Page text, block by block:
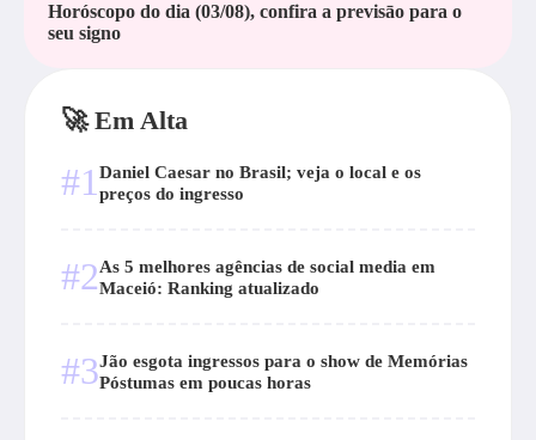
Horóscopo do dia (03/08), confira a previsāo para o
seu signo
🚀 Em Alta
#1 Daniel Caesar no Brasil; veja o local e os
preços do ingresso
#2As 5 melhores agências de social media em
Maceió: Ranking atualizado
#3Jão esgota ingressos para o show de Memórias
Póstumas em poucas horas